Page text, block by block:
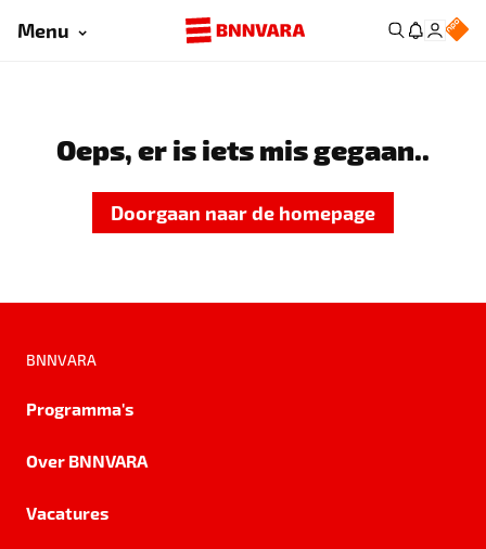
Menu
Oeps, er is iets mis gegaan..
Doorgaan naar de homepage
BNNVARA
Programma's
Over BNNVARA
Vacatures